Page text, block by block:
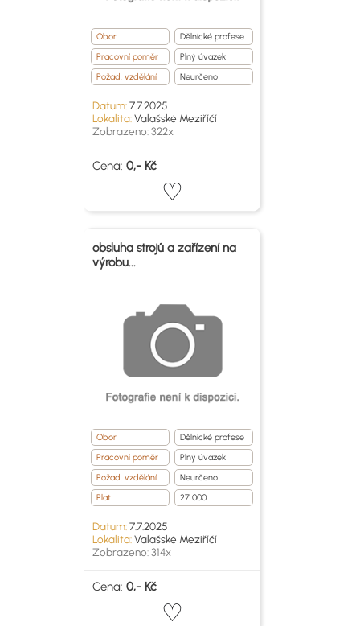
Obor
Dělnické profese
Pracovní poměr
Plný úvazek
Požad. vzdělání
Neurčeno
Datum:7.7.2025
Lokalita:Valašské Meziříčí
Zobrazeno: 322x
Cena: 0,- Kč
obsluha strojů a zařízení na
výrobu...
Obor
Dělnické profese
Pracovní poměr
Plný úvazek
Požad. vzdělání
Neurčeno
Plat
27 000
Datum:7.7.2025
Lokalita:Valašské Meziříčí
Zobrazeno: 314x
Cena: 0,- Kč